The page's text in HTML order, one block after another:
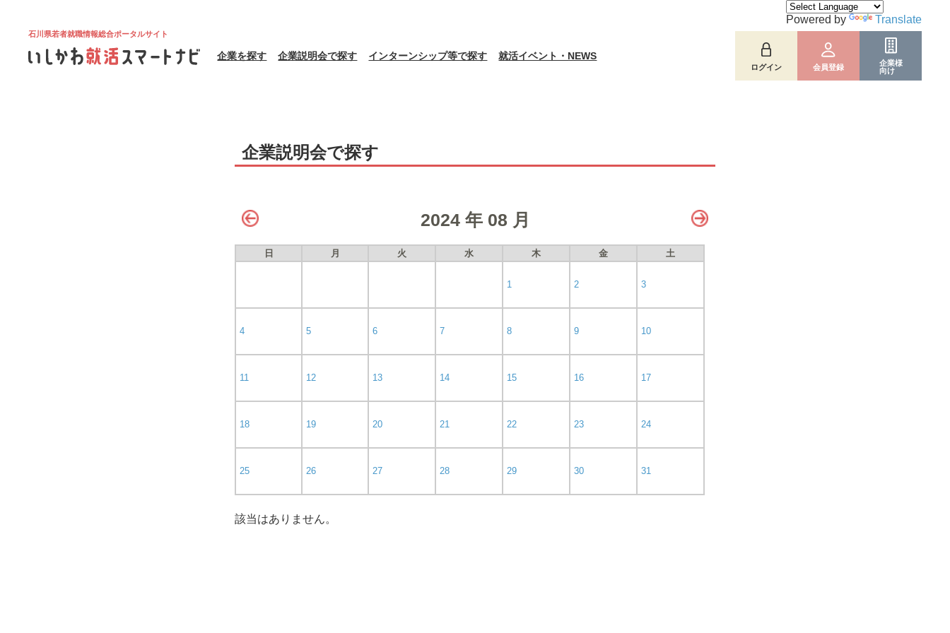
石川県若者就職情報総合ポータルサイト
企業を探す 企業説明会で探す インターンシップ等で探す 就活イベント・NEWS
ログイン 会員登録
企業様
向け
Powered by Translate
企業説明会で探す
2024 年 08 月
日 月 火 水 木 金 土
1 2 3
4 5 6 7 8 9 10
11 12 13 14 15 16 17
18 19 20 21 22 23 24
25 26 27 28 29 30 31
該当はありません。